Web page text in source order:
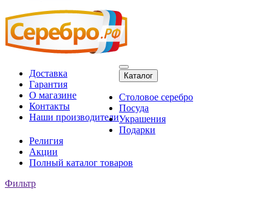
Доставка
Гарантия
О магазине
Контакты
Наши производители
Каталог
Столовое серебро
Посуда
Украшения
Подарки
Религия
Акции
Полный каталог товаров
Фильтр